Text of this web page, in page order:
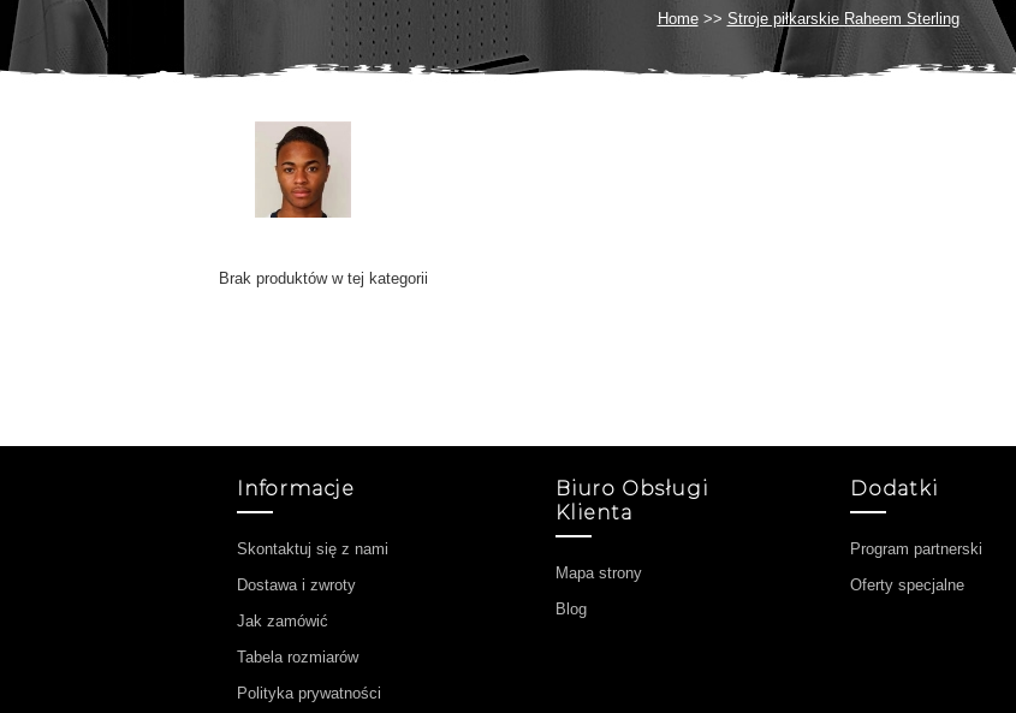
Home Stroje piłkarskie Raheem Sterling
Brak produktów w tej kategorii
Informacje
Skontaktuj się z nami
Dostawa i zwroty
Jak zamówić
Tabela rozmiarów
Polityka prywatności
Biuro Obsługi
Klienta
Mapa strony
Blog
Dodatki
Program partnerski
Oferty specjalne